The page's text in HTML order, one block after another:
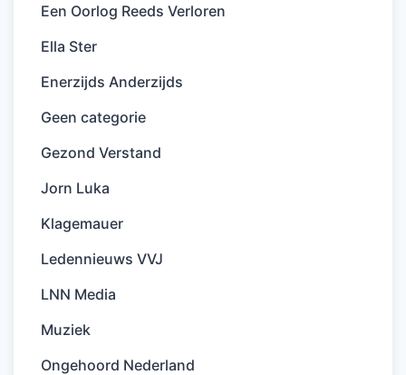
Een Oorlog Reeds Verloren
Ella Ster
Enerzijds Anderzijds
Geen categorie
Gezond Verstand
Jorn Luka
Klagemauer
Ledennieuws VVJ
LNN Media
Muziek
Ongehoord Nederland